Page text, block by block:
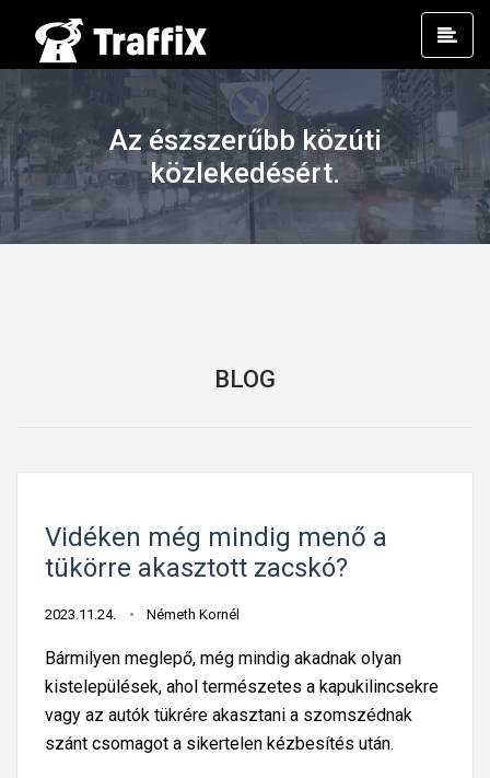
Az észszerűbb közúti
közlekedésért.
BLOG
Vidéken még mindig menő a
tükörre akasztott zacskó?
2023.11.24. Németh Kornél
Bármilyen meglepő, még mindig akadnak olyan
kistelepülések, ahol természetes a kapukilincsekre
vagy az autók tükrére akasztani a szomszédnak
szánt csomagot a sikertelen kézbesítés után.